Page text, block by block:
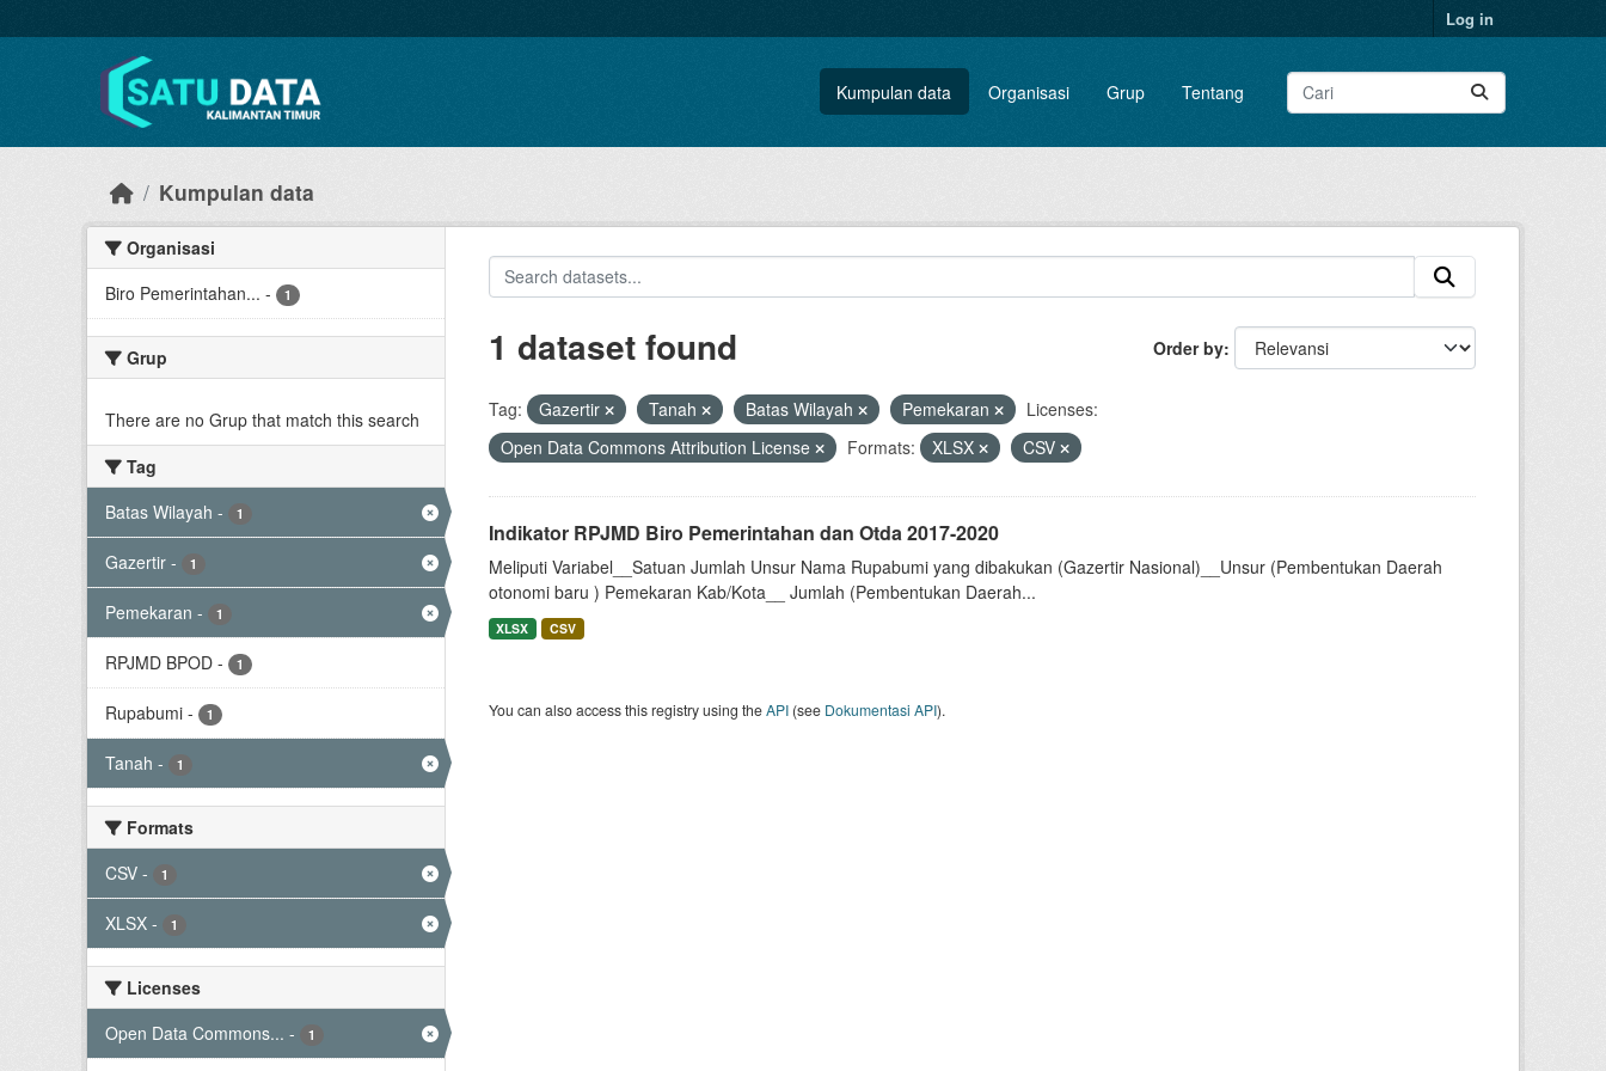
Log in
Kumpulan data Organisasi Grup Tentang
Kumpulan data
Organisasi
Biro Pemerintahan... - 1
Grup
There are no Grup that match this search
Tag
Batas Wilayah - 1
Gazertir - 1
Pemekaran - 1
RPJMD BPOD - 1
Rupabumi - 1
Tanah - 1
Formats
CSV - 1
XLSX - 1
Licenses
Open Data Commons... - 1
Order by
1 dataset found
Tag: Gazertir Tanah Batas Wilayah Pemekaran
Licenses:
Open Data Commons Attribution License
Formats: XLSX CSV
Indikator RPJMD Biro Pemerintahan dan Otda 2017-2020
Meliputi Variabel__Satuan Jumlah Unsur Nama Rupabumi yang dibakukan (Gazertir Nasional)__Unsur (Pembentukan Daerah
otonomi baru ) Pemekaran Kab/Kota__ Jumlah (Pembentukan Daerah...
XLSX CSV
You can also access this registry using theAPI(see Dokumentasi API).